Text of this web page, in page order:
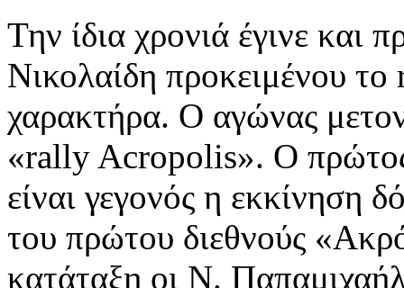
Την ίδια χρονιά έγινε και
Νικολαίδη προκειμένου
χαρακτήρα. Ο αγώνας
«rally Acropolis». Ο
είναι γεγονός η εκκίνηση
του πρώτου διεθνούς
κατάταξη οι Ν.